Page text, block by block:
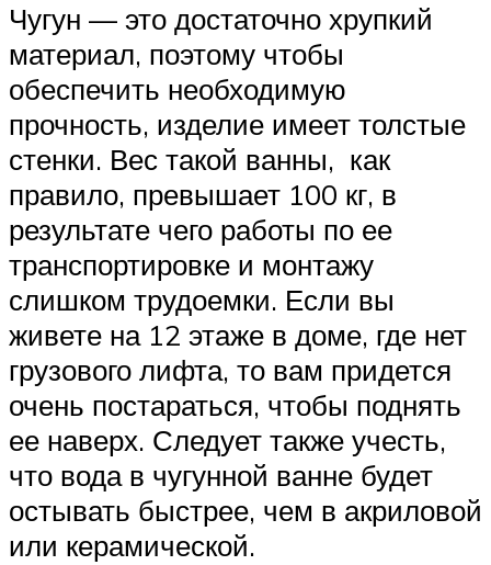
Чугун — это достаточно хрупкий
материал, поэтому чтобы
обеспечить необходимую
прочность, изделие имеет толстые
стенки. Вес такой ванны, как
правило, превышает 100 кг, в
результате чего работы по ее
транспортировке и монтажу
слишком трудоемки. Если вы
живете на 12 этаже в доме, где нет
грузового лифта, то вам придется
очень постараться, чтобы поднять
ее наверх. Следует также учесть,
что вода в чугунной ванне будет
остывать быстрее, чем в акриловой
или керамической.